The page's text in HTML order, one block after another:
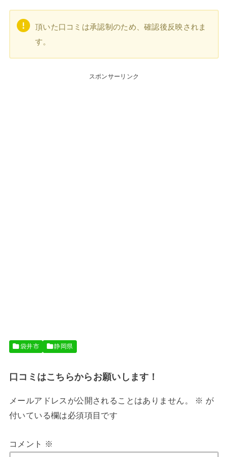
頂いた口コミは承認制のため、確認後反映されま
す。
スポンサーリンク
袋井市 静岡県
口コミはこちらからお願いします！
メールアドレスが公開されることはありません。 ※ が
付いている欄は必須項目です
コメント ※